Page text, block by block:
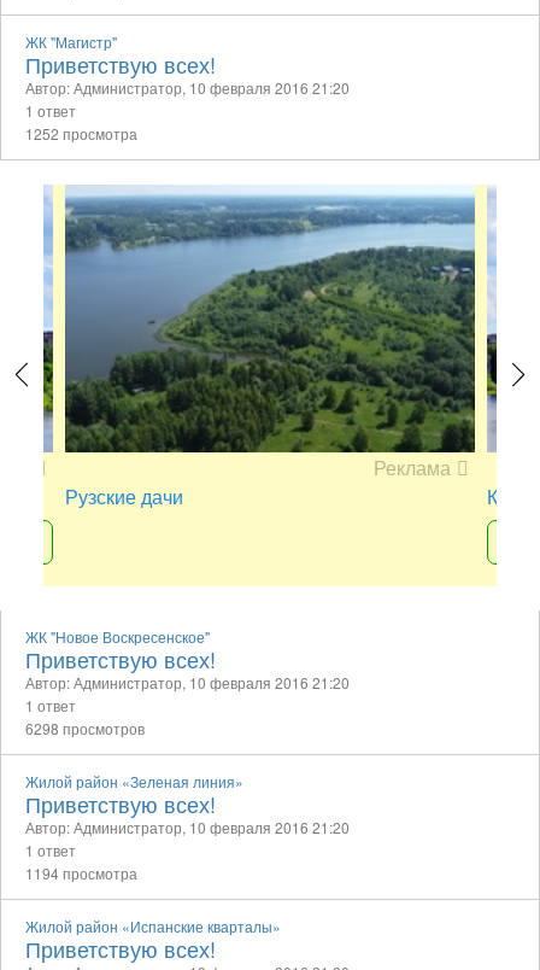
ЖК "Магистр"
Приветствую всех!
Автор: Администратор, 10 февраля 2016 21:20
1 ответ
1252 просмотра
Previous
Реклама
Рузские дачи
ЖК "Новое Воскресенское"
Приветствую всех!
Автор: Администратор, 10 февраля 2016 21:20
1 ответ
6298 просмотров
Жилой район «Зеленая линия»
Приветствую всех!
Автор: Администратор, 10 февраля 2016 21:20
1 ответ
1194 просмотра
Жилой район «Испанские кварталы»
Приветствую всех!